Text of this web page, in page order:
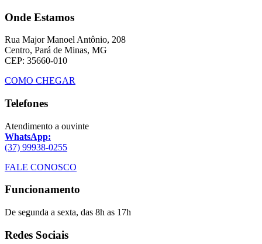
Onde Estamos
Rua Major Manoel Antônio, 208
Centro, Pará de Minas, MG
CEP: 35660-010
COMO CHEGAR
Telefones
Atendimento a ouvinte
WhatsApp:
(37) 99938-0255
FALE CONOSCO
Funcionamento
De segunda a sexta, das 8h as 17h
Redes Sociais